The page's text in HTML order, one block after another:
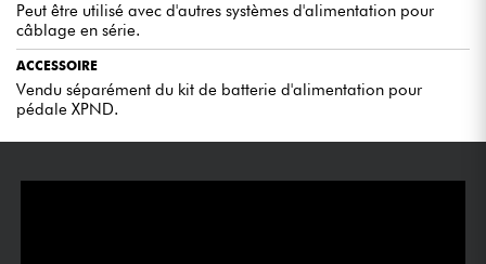
Peut être utilisé avec d'autres systèmes d'alimentation pour
câblage en série.
ACCESSOIRE
Vendu séparément du kit de batterie d'alimentation pour
pédale XPND.